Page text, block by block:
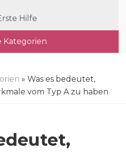
Hilfe
Kategorien
» Was es bedeutet,
vom Typ A zu haben